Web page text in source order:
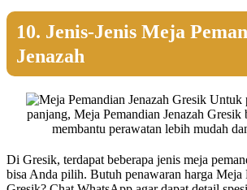
10. Jenis-Jenis Meja
Jenazah
Untuk
panjang, Meja Pemandian Jenazah Gresik
membantu perawatan lebih mudah
Di Gresik, terdapat beberapa jenis meja
bisa Anda pilih. Butuh penawaran harga Meja